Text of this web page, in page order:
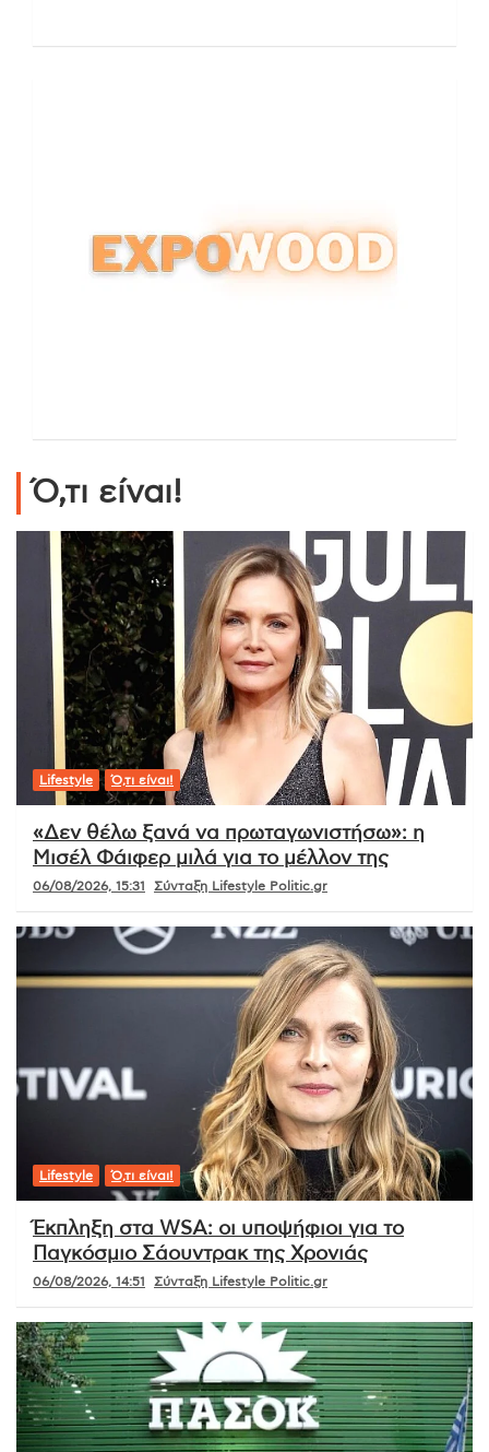
Ό,τι είναι!
Lifestyle Ό,τι είναι!
«Δεν θέλω ξανά να πρωταγωνιστήσω»: η
Μισέλ Φάιφερ μιλά για το μέλλον της
06/08/2026, 15:31 Σύνταξη Lifestyle Politic.gr
Lifestyle Ό,τι είναι!
Έκπληξη στα WSA: οι υποψήφιοι για το
Παγκόσμιο Σάουντρακ της Χρονιάς
06/08/2026, 14:51 Σύνταξη Lifestyle Politic.gr